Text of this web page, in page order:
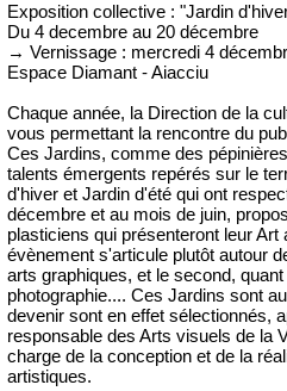
Exposition collective : "Jardin
Du 4 decembre au 20 décembre
→ Vernissage : mercredi 4
Espace Diamant - Aiacciu
Chaque année, la Direction de la
vous permettant la rencontre du
Ces Jardins, comme des
talents émergents repérés sur le
d'hiver et Jardin d'été qui ont
décembre et au mois de juin,
plasticiens qui présenteront leur
évènement s'articule plutôt autour
arts graphiques, et le second,
photographie.... Ces Jardins sont
devenir sont en effet sélectionnés,
responsable des Arts visuels de la
charge de la conception et de la
artistiques.